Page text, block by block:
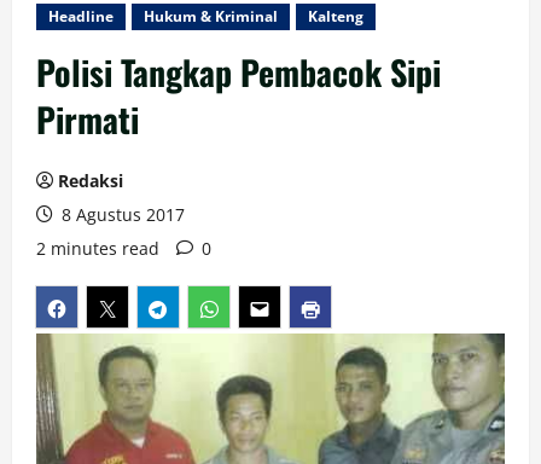
Headline Hukum & Kriminal Kalteng
Polisi Tangkap Pembacok Sipi
Pirmati
Redaksi
8 Agustus 2017
2 minutes read
0